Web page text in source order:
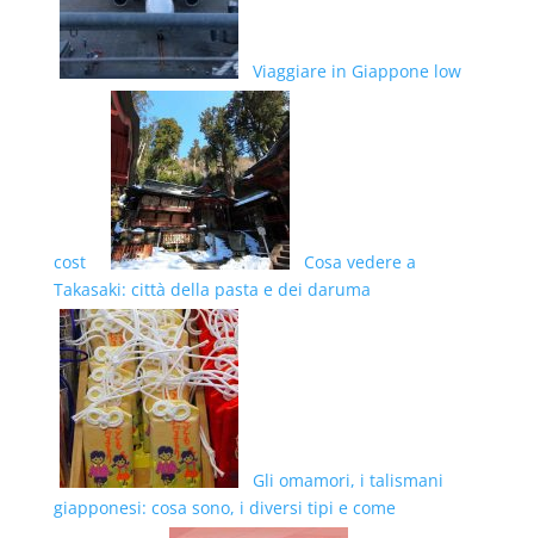
Viaggiare in Giappone low
cost
Cosa vedere a
Takasaki: città della pasta e dei daruma
Gli omamori, i talismani
giapponesi: cosa sono, i diversi tipi e come